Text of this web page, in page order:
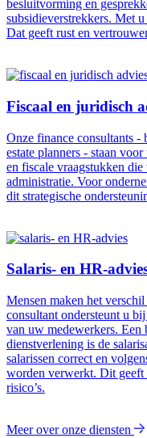
besluitvorming en
subsidieverstrekkers. Met
Dat geeft rust en
Fiscaal en juridisch
Onze finance consultants -
estate planners - staan
en fiscale vraagstukken
administratie. Voor
dit strategische
Salaris- en HR-
Mensen maken het
consultant ondersteunt u
van uw medewerkers.
dienstverlening is de
salarissen correct en
worden verwerkt. Dit
risico’s.
Meer over onze diensten